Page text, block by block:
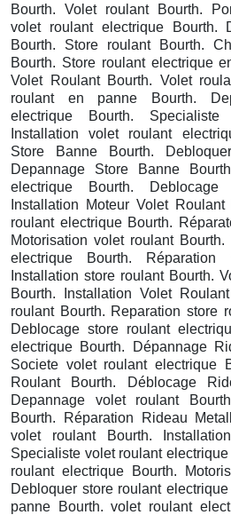
Bourth. Volet roulant Bourth.
volet roulant electrique Bourth.
Bourth. Store roulant Bourth.
Bourth. Store roulant electrique
Volet Roulant Bourth. Volet
roulant en panne Bourth.
electrique Bourth.
Installation volet roulant
Store Banne Bourth.
Depannage Store Banne
electrique Bourth.
Installation Moteur Volet
roulant electrique Bourth.
Motorisation volet roulant
electrique Bourth. Réparation
Installation store roulant Bourth.
Bourth. Installation Volet
roulant Bourth. Reparation store
Deblocage store roulant
electrique Bourth. Dépannage
Societe volet roulant electrique
Roulant Bourth. Déblocage
Depannage volet roulant
Bourth. Réparation Rideau
volet roulant Bourth.
Specialiste volet roulant
roulant electrique Bourth.
Debloquer store roulant
panne Bourth. volet roulant